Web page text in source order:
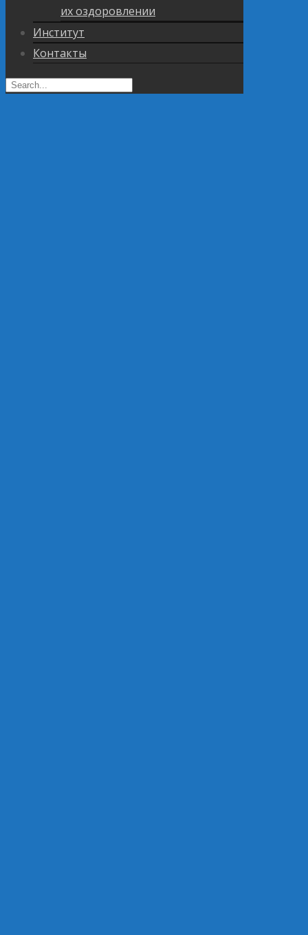
их оздоровлении
Институт
Контакты